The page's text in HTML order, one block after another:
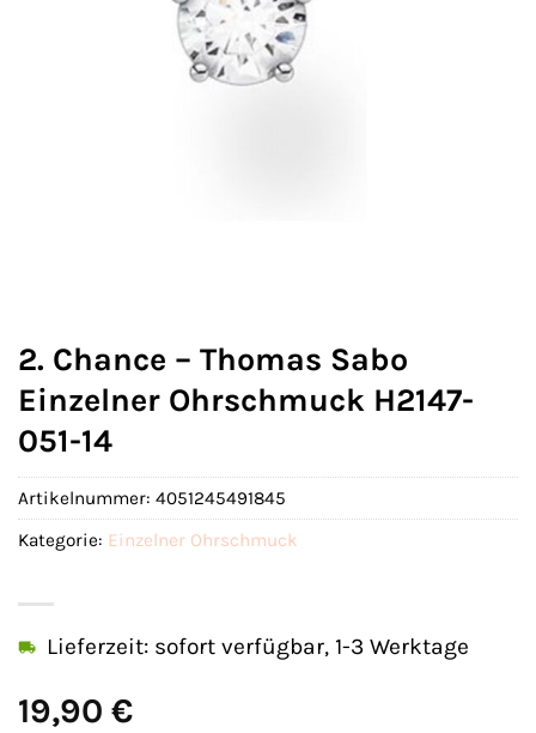
2. Chance – Thomas Sabo
Einzelner Ohrschmuck H2147-
051-14
19,90 €
Lieferzeit: sofort verfügbar, 1-3 Werktage
Artikelnummer: 4051245491845
Kategorie: Einzelner Ohrschmuck